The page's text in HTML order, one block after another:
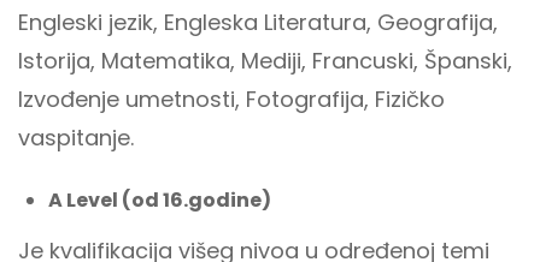
Engleski jezik, Engleska Literatura, Geografija,
Istorija, Matematika, Mediji, Francuski, Španski,
Izvođenje umetnosti, Fotografija, Fizičko
vaspitanje.
A Level (od 16.godine)
Je kvalifikacija višeg nivoa u određenoj temi